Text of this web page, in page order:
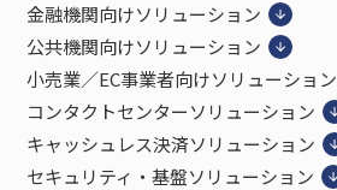
金融機関向けソリューション
公共機関向けソリューション
小売業／EC事業者向けソリューション
コンタクトセンターソリューション
キャッシュレス決済ソリューション
セキュリティ・基盤ソリューション